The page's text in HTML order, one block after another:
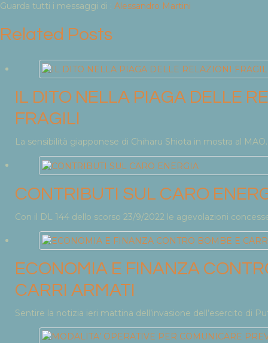
Guarda tutti i messaggi di : Alessandro Martini
Related Posts
IL DITO NELLA PIAGA DELLE
FRAGILI
La sensibilità giapponese di Chiharu Shiota in mostra al
CONTRIBUTI SUL CARO
Con il DL 144 dello scorso 23/9/2022 le agevolazioni
ECONOMIA E FINANZA
CARRI ARMATI
Sentire la notizia ieri mattina dell’invasione dell’esercito di